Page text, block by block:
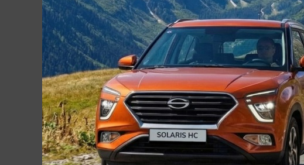
Воспользуйтесь скидкой при покупке в кредит или
В нашем автосалоне вы можете:
💰Приобрести автомобиль в кредит. Более 10
выгодных условиях
♻Обмен Вашего автомобиля на выбранный в
зачтен в качестве первоначального взноса по
автомобиль в Авто-Сити
⏰Оформление сделки в день обращения!
комплектом документов, становясь полноценным
💳 Вы можете оплатить автомобиль наличным
также оплата QR-кодом.